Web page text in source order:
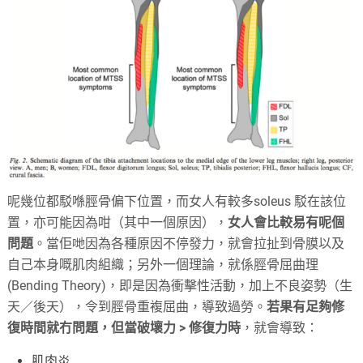
呢幾位都駁喺脛骨偏下位置，而女人有較多soleus 駁在該位
置，亦可能因為咁（其中一個原因）， 女人會比較易有呢個
問題 。當佢哋因為各種原因不停發力，就會拉扯到骨膜以及
自己本身嘅肌肉組織；另外一個理論，就係脛骨屈曲理
(Bending Theory)，即是因為衝擊性活動，加上不良姿勢（生
天／後天），令到脛骨重複屈曲，導致過勞。若果有足夠修
復時間就冇問題，但當破壞力 > 修復力時 ，就會導致：